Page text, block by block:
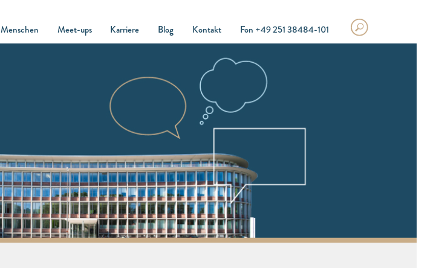
Menschen Meet-ups Karriere Blog Kontakt Fon +49 251 38484-101